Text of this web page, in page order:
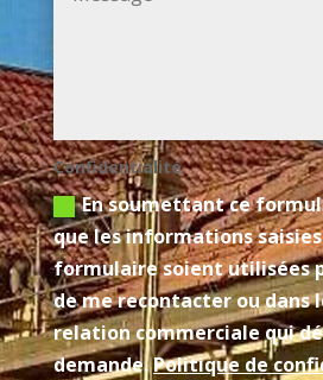
Confidentialité
En soumettant ce
que les informations saisies
formulaire soient utilisées
de me recontacter ou dans
relation commerciale qui
demande.Politique de